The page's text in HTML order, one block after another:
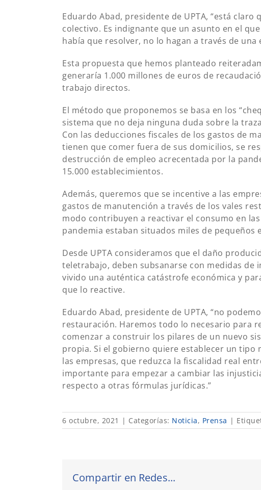
Eduardo Abad, presidente de UPTA, “está
colectivo. Es indignante que un asunto en el
había que resolver, no lo hagan a través de una
Esta propuesta que hemos planteado
generaría 1.000 millones de euros de
trabajo directos.
El método que proponemos se basa en los
sistema que no deja ninguna duda sobre la
Con las deducciones fiscales de los gastos de
tienen que comer fuera de sus domicilios, se
destrucción de empleo acrecentada por la
15.000 establecimientos.
Además, queremos que se incentive a las
gastos de manutención a través de los vales
modo contribuyen a reactivar el consumo en
pandemia estaban situados miles de
Desde UPTA consideramos que el daño
teletrabajo, deben subsanarse con medidas
vivido una auténtica catástrofe económica y
que lo reactive.
Eduardo Abad, presidente de UPTA, “no
restauración. Haremos todo lo necesario para
comenzar a construir los pilares de un nuevo
propia. Si el gobierno quiere establecer un tipo
las empresas, que reduzca la fiscalidad real
importante para empezar a cambiar las
respecto a otras fórmulas jurídicas.”
6 octubre, 2021 | Categorías: Noticia, Prensa |
Compartir en Redes...